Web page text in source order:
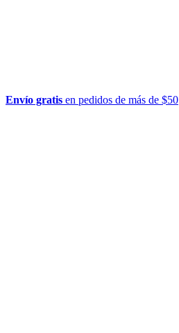
Envío gratis en pedidos de más de $50